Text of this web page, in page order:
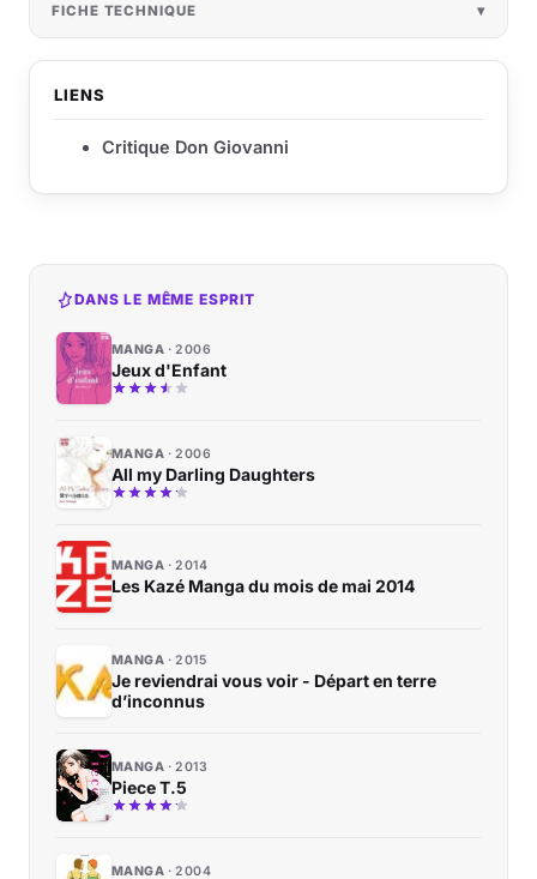
FICHE TECHNIQUE
LIENS
Critique Don Giovanni
DANS LE MÊME ESPRIT
MANGA 2006
Jeux d'Enfant
MANGA 2006
All my Darling Daughters
MANGA 2014
Les Kazé Manga du mois de mai 2014
MANGA 2015
Je reviendrai vous voir - Départ en terre
d’inconnus
MANGA 2013
Piece T.5
MANGA 2004